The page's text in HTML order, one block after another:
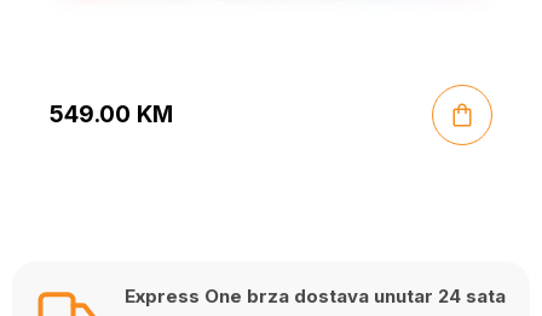
549.00 KM
Express One brza dostava unutar 24 sata